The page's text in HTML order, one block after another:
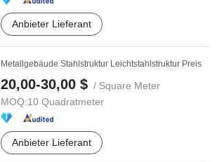
Anbieter Lieferant
Metallgebäude Stahlstruktur Leichtstahlstruktur Preis
20,00-30,00 $ / Square Meter
MOQ:10 Quadratmeter
Anbieter Lieferant